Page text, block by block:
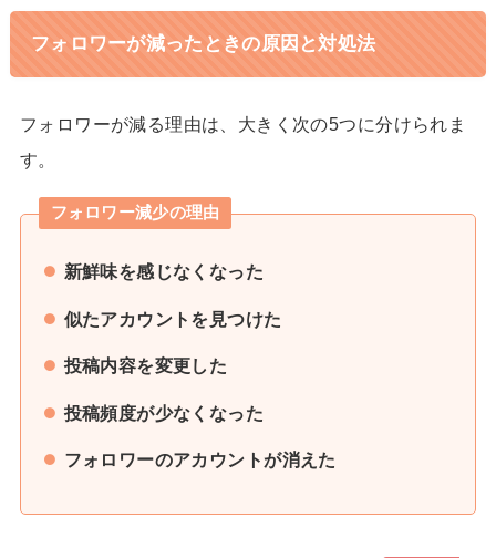
フォロワーが減ったときの原因と対処法
フォロワーが減る理由は、大きく次の5つに分けられま
す。
フォロワー減少の理由
新鮮味を感じなくなった
似たアカウントを見つけた
投稿内容を変更した
投稿頻度が少なくなった
フォロワーのアカウントが消えた